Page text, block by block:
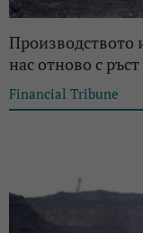
Производството
нас отново с ръст
Financial Tribune